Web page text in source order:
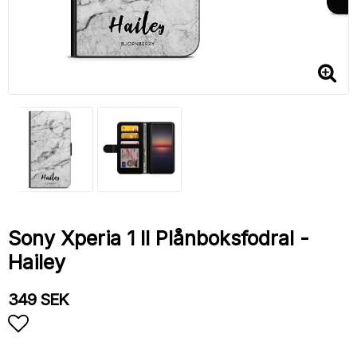
Sony Xperia 1 II Plånboksfodral -
Hailey
349 SEK